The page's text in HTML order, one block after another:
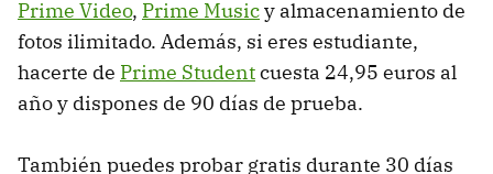
Prime Video, Prime Musicy almacenamiento de
fotos ilimitado. Además, si eres estudiante,
hacerte de Prime Studentcuesta 24,95 euros al
año y dispones de 90 días de prueba.
También puedes probar gratis durante 30 días